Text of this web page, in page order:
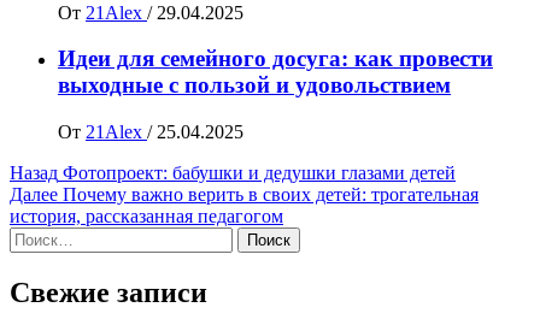
От 21Alex / 29.04.2025
Идеи для семейного досуга: как провести
выходные с пользой и удовольствием
От 21Alex / 25.04.2025
Навигация
записи
Назад Фотопроект: бабушки и дедушки глазами детей
Далее Почему важно верить в своих детей: трогательная
история, рассказанная педагогом
Найти:
Свежие записи